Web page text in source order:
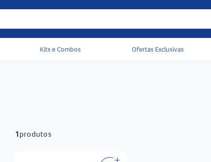
Acessos rápidos do cabeçalho
Kits e Combos Ofertas Exclusivas
1produtos